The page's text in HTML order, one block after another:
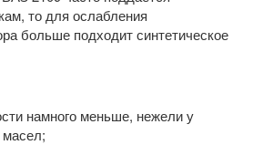
то для ослабления
больше подходит синтетическое
намного меньше, нежели у